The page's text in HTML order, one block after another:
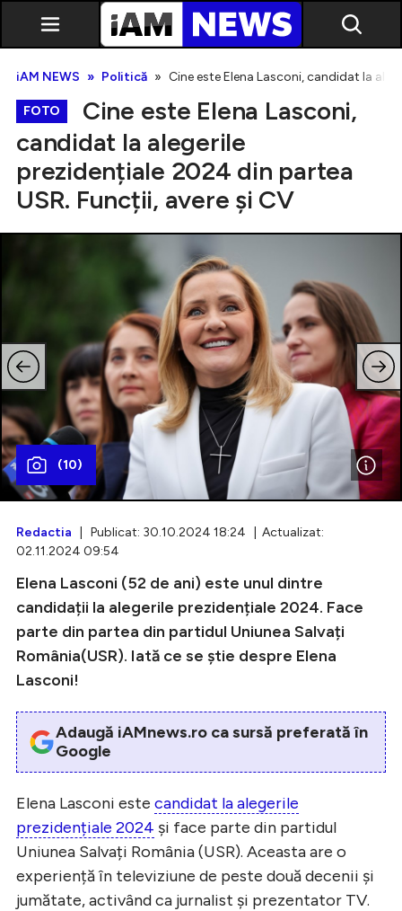
Exclusiv
Intră în cont
iAM NEWS Politică Cine este Elena Lasconi, candidat la
FOTO
Cine este Elena Lasconi,
candidat la alegerile
prezidențiale 2024 din partea
USR. Funcții, avere și CV
(10)
Redactia | Publicat: 30.10.2024 18:24 | Actualizat:
02.11.2024 09:54
Elena Lasconi (52 de ani) este unul dintre
candidații la alegerile prezidențiale 2024. Face
parte din partea din partidul Uniunea Salvați
România(USR). Iată ce se știe despre Elena
Lasconi!
Adaugă iAMnews.ro ca sursă preferată în
Google
Elena Lasconi este candidat la alegerile
prezidențiale 2024 și face parte din partidul
Uniunea Salvați România (USR). Aceasta are o
experiență în televiziune de peste două decenii și
jumătate, activând ca jurnalist și prezentator TV.